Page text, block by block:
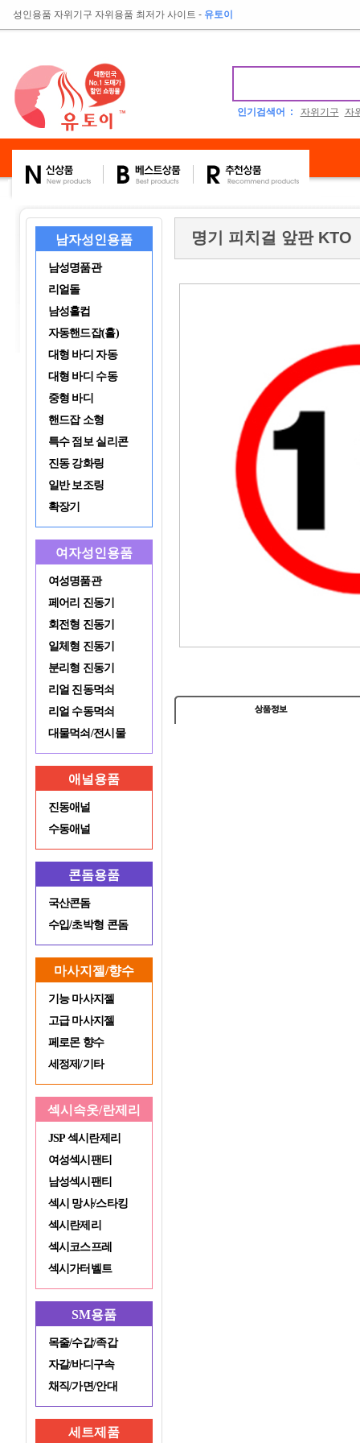
성인용품 자위기구 자위용품 최저가 사이트 - 유토이
인기검색어 : 자위기구 자
남자성인용품
남성명품관
리얼돌
남성홀컵
자동핸드잡(홀)
대형 바디 자동
대형 바디 수동
중형 바디
핸드잡 소형
특수 점보 실리콘
진동 강화링
일반 보조링
확장기
여자성인용품
여성명품관
페어리 진동기
회전형 진동기
일체형 진동기
분리형 진동기
리얼 진동먹쇠
리얼 수동먹쇠
대물먹쇠/전시물
애널용품
진동애널
수동애널
콘돔용품
국산콘돔
수입/초박형 콘돔
마사지젤/향수
기능 마사지젤
고급 마사지젤
페로몬 향수
세정제/기타
섹시속옷/란제리
JSP 섹시란제리
여성섹시팬티
남성섹시팬티
섹시 망사/스타킹
섹시란제리
섹시코스프레
섹시가터벨트
SM용품
목줄/수갑/족갑
자갈/바디구속
채직/가면/안대
세트제품
명기 피치걸 앞판 KTO